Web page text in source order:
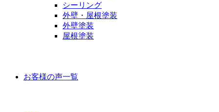
シーリング
外壁・屋根塗装
外壁塗装
屋根塗装
お客様の声一覧